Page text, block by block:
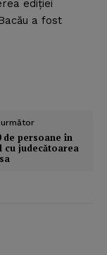
ediţiei
a fost
de persoane în
cu judecătoarea